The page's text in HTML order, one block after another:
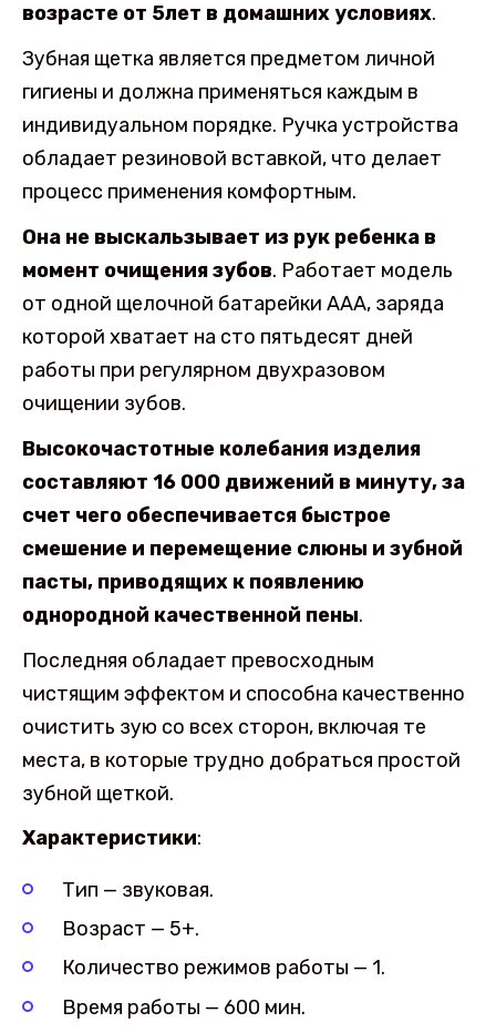
возрасте от 5лет в домашних условиях.
Зубная щетка является предметом личной
гигиены и должна применяться каждым в
индивидуальном порядке. Ручка устройства
обладает резиновой вставкой, что делает
процесс применения комфортным.
Она не выскальзывает из рук ребенка в
момент очищения зубов. Работает модель
от одной щелочной батарейки ААА, заряда
которой хватает на сто пятьдесят дней
работы при регулярном двухразовом
очищении зубов.
Высокочастотные колебания изделия
составляют 16 000 движений в минуту, за
счет чего обеспечивается быстрое
смешение и перемещение слюны и зубной
пасты, приводящих к появлению
однородной качественной пены.
Последняя обладает превосходным
чистящим эффектом и способна качественно
очистить зую со всех сторон, включая те
места, в которые трудно добраться простой
зубной щеткой.
Характеристики:
Тип — звуковая.
Возраст — 5+.
Количество режимов работы — 1.
Время работы — 600 мин.